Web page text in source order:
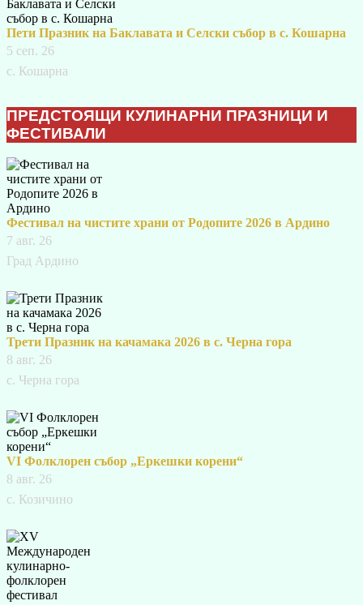
Пети Празник на Баклавата и Селски събор в с. Кошарна
5 сеп. 26
с. Кошарна
ПРЕДСТОЯЩИ КУЛИНАРНИ ПРАЗНИЦИ И
ФЕСТИВАЛИ
Фестивал на чистите храни от Родопите 2026 в Ардино
7 авг. 26
Град Ардино
Трети Празник на качамака 2026 в с. Черна гора
8 авг. 26
с. Черна гора
VI Фолклорен събор „Еркешки корени“
8 авг. 26
с. Козичино